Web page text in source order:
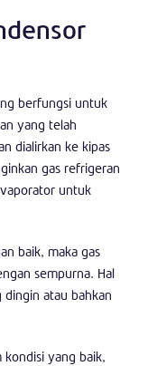
berfungsi untuk
yang telah
dialirkan ke kipas
gas refrigeran
untuk
baik, maka gas
sempurna. Hal
atau bahkan
kondisi yang baik,